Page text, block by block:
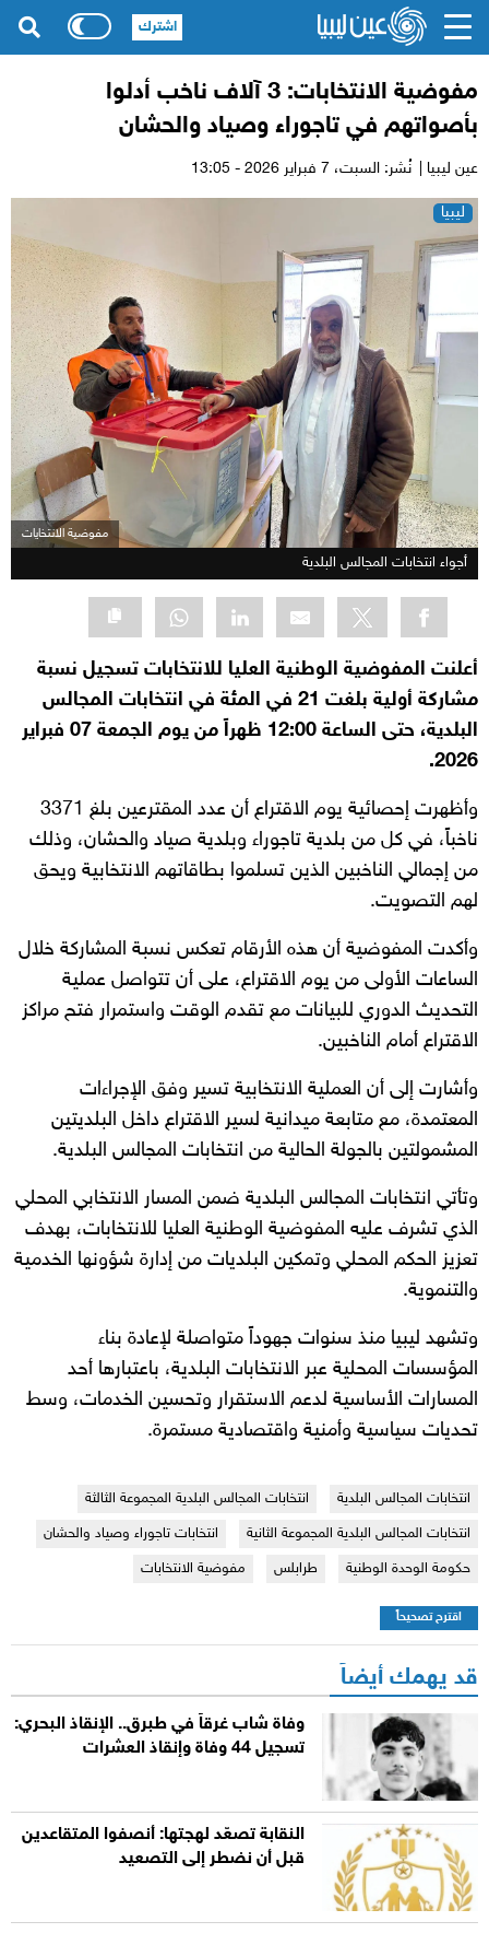
مفوضية الانتخابات: 3 آلاف ناخب أدلوا
بأصواتهم في تاجوراء وصياد والحشان
عين ليبيا | نُشر: السبت،
ليبيا
مفوضية الانتخايات
أجواء انتخابات المجالس البلدية
أعلنت المفوضية الوطنية العليا للانتخابات تسجيل نسبة
مشاركة أولية بلغت 21 في المئة في انتخابات المجالس
البلدية، حتى الساعة 12:00 ظهراً من يوم الجمعة 07 فبراير
2026.
وأظهرت إحصائية يوم الاقتراع أن عدد المقترعين بلغ 3371
ناخباً، في كل من بلدية تاجوراء وبلدية صياد والحشان، وذلك
من إجمالي الناخبين الذين تسلموا بطاقاتهم الانتخابية ويحق
لهم التصويت.
وأكدت المفوضية أن هذه الأرقام تعكس نسبة المشاركة خلال
الساعات الأولى من يوم الاقتراع، على أن تتواصل عملية
التحديث الدوري للبيانات مع تقدم الوقت واستمرار فتح مراكز
الاقتراع أمام الناخبين.
وأشارت إلى أن العملية الانتخابية تسير وفق الإجراءات
المعتمدة، مع متابعة ميدانية لسير الاقتراع داخل البلديتين
المشمولتين بالجولة الحالية من انتخابات المجالس البلدية.
وتأتي انتخابات المجالس البلدية ضمن المسار الانتخابي المحلي
الذي تشرف عليه المفوضية الوطنية العليا للانتخابات، بهدف
تعزيز الحكم المحلي وتمكين البلديات من إدارة شؤونها الخدمية
والتنموية.
وتشهد ليبيا منذ سنوات جهوداً متواصلة لإعادة بناء
المؤسسات المحلية عبر الانتخابات البلدية، باعتبارها أحد
المسارات الأساسية لدعم الاستقرار وتحسين الخدمات، وسط
تحديات سياسية وأمنية واقتصادية مستمرة.
انتخابات المجالس البلدية
انتخابات المجالس البلدية المجموعة الثالثة
انتخابات المجالس البلدية المجموعة الثانية
انتخابات تاجوراء وصياد والحشان
حكومة الوحدة الوطنية
طرابلس مفوضية الانتخابات
اقترح تصحيحاً
قد يهمك أيضاً
وفاة شاب غرقاً في طبرق.. الإنقاذ البحري:
تسجيل 44 وفاة وإنقاذ العشرات
النقابة تصعّد لهجتها: أنصفوا المتقاعدين
قبل أن نضطر إلى التصعيد
اشترك